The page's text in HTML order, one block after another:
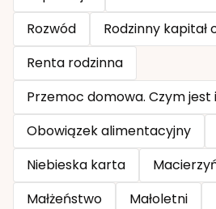
Rozwód
Rodzinny kapitał
Renta rodzinna
Przemoc domowa. Czym
Obowiązek alimentacyjny
Niebieska karta
Małżeństwo
Małoletni